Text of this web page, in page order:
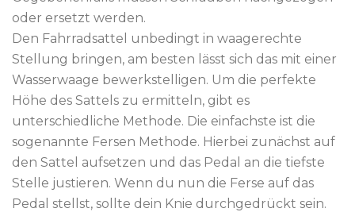
oder ersetzt werden.
Den Fahrradsattel unbedingt in waagerechte
Stellung bringen, am besten lässt sich das mit einer
Wasserwaage bewerkstelligen. Um die perfekte
Höhe des Sattels zu ermitteln, gibt es
unterschiedliche Methode. Die einfachste ist die
sogenannte Fersen Methode. Hierbei zunächst auf
den Sattel aufsetzen und das Pedal an die tiefste
Stelle justieren. Wenn du nun die Ferse auf das
Pedal stellst, sollte dein Knie durchgedrückt sein.